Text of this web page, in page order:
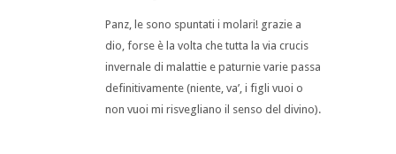
Panz, le sono spuntati i molari! grazie a
dio, forse è la volta che tutta la via crucis
invernale di malattie e paturnie varie passa
definitivamente (niente, va’, i figli vuoi o
non vuoi mi risvegliano il senso del divino).